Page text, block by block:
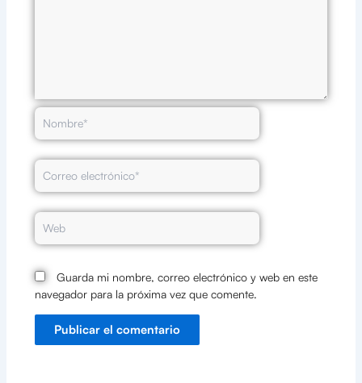
Nombre*
Correo
electrónico*
Web
Guarda mi nombre, correo electrónico y web en este
navegador para la próxima vez que comente.